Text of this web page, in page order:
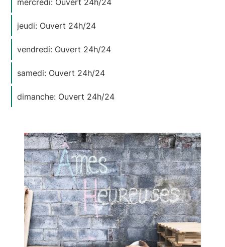
jeudi: Ouvert 24h/24
vendredi: Ouvert 24h/24
samedi: Ouvert 24h/24
dimanche: Ouvert 24h/24